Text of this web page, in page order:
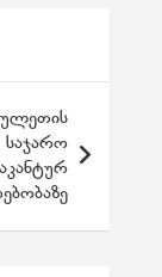
საჯარო